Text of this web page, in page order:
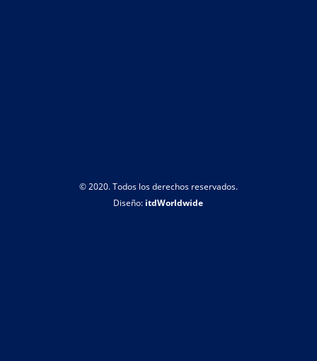
© 2020. Todos los derechos reservados.
Diseño: itdWorldwide